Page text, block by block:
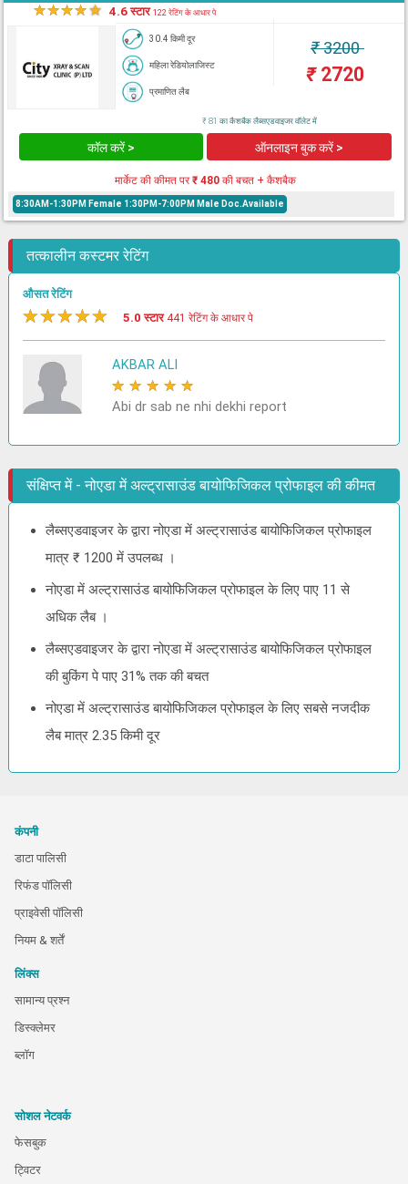
★★★★★ 4.6 स्टार122 रेटिंग के आधार पे
30.4 किमी दूर
महिला रेडियोलाजिस्ट
प्रमाणित लैब
₹3200
₹2720
₹ 81 का कैशबैक लैब्सएडवाइजर वॉलेट में
कॉल करें > ऑनलाइन बुक करें >
मार्केट की कीमत पर₹ 480की बचत + कैशबैक
8:30AM-1:30PM Female 1:30PM-7:00PM Male Doc.Available
तत्कालीन कस्टमर रेटिंग
औसत रेटिंग
★★★★★ 5.0 स्टार 441 रेटिंग के आधार पे
AKBAR ALI
★ ★ ★ ★ ★
Abi dr sab ne nhi dekhi report
संक्षिप्त में - नोएडा में अल्ट्रासाउंड बायोफिजिकल प्रोफाइल की कीमत
लैब्सएडवाइजर के द्वारा नोएडा में अल्ट्रासाउंड बायोफिजिकल प्रोफाइल
मात्र ₹ 1200 में उपलब्ध ।
नोएडा में अल्ट्रासाउंड बायोफिजिकल प्रोफाइल के लिए पाए 11 से
अधिक लैब ।
लैब्सएडवाइजर के द्वारा नोएडा में अल्ट्रासाउंड बायोफिजिकल प्रोफाइल
की बुकिंग पे पाए 31% तक की बचत
नोएडा में अल्ट्रासाउंड बायोफिजिकल प्रोफाइल के लिए सबसे नजदीक
लैब मात्र 2.35 किमी दूर
कंपनी
डाटा पालिसी
रिफंड पॉलिसी
प्राइवेसी पॉलिसी
नियम & शर्तें
लिंक्स
सामान्य प्रश्न
डिस्क्लेमर
ब्लॉग
सोशल नेटवर्क
फेसबुक
ट्विटर